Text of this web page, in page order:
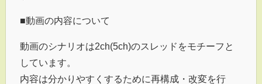
■動画の内容について
動画のシナリオは2ch(5ch)のスレッドをモチーフと
しています。
内容は分かりやすくするために再構成・改変を行